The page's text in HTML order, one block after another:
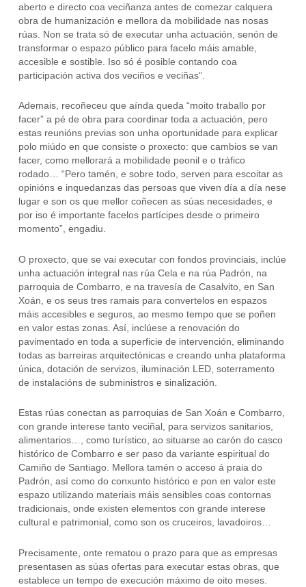
aberto e directo coa veciñanza antes de comezar calquera
obra de humanización e mellora da mobilidade nas nosas
rúas. Non se trata só de executar unha actuación, senón de
transformar o espazo público para facelo máis amable,
accesible e sostible. Iso só é posible contando coa
participación activa dos veciños e veciñas”.
Ademais, recoñeceu que aínda queda “moito traballo por
facer” a pé de obra para coordinar toda a actuación, pero
estas reunións previas son unha oportunidade para explicar
polo miúdo en que consiste o proxecto: que cambios se van
facer, como mellorará a mobilidade peonil e o tráfico
rodado… “Pero tamén, e sobre todo, serven para escoitar as
opinións e inquedanzas das persoas que viven día a día nese
lugar e son os que mellor coñecen as súas necesidades, e
por iso é importante facelos partícipes desde o primeiro
momento”, engadiu.
O proxecto, que se vai executar con fondos provinciais, inclúe
unha actuación integral nas rúa Cela e na rúa Padrón, na
parroquia de Combarro, e na travesía de Casalvito, en San
Xoán, e os seus tres ramais para convertelos en espazos
máis accesibles e seguros, ao mesmo tempo que se poñen
en valor estas zonas. Así, inclúese a renovación do
pavimentado en toda a superficie de intervención, eliminando
todas as barreiras arquitectónicas e creando unha plataforma
única, dotación de servizos, iluminación LED, soterramento
de instalacións de subministros e sinalización.
Estas rúas conectan as parroquias de San Xoán e Combarro,
con grande interese tanto veciñal, para servizos sanitarios,
alimentarios…, como turístico, ao situarse ao carón do casco
histórico de Combarro e ser paso da variante espiritual do
Camiño de Santiago. Mellora tamén o acceso á praia do
Padrón, así como do conxunto histórico e pon en valor este
espazo utilizando materiais máis sensibles coas contornas
tradicionais, onde existen elementos con grande interese
cultural e patrimonial, como son os cruceiros, lavadoiros…
Precisamente, onte rematou o prazo para que as empresas
presentasen as súas ofertas para executar estas obras, que
establece un tempo de execución máximo de oito meses.